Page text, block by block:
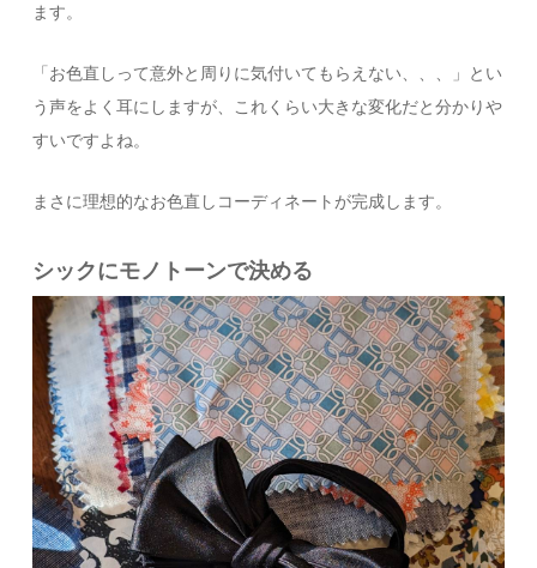
ます。
「お色直しって意外と周りに気付いてもらえない、、、」とい
う声をよく耳にしますが、これくらい大きな変化だと分かりや
すいですよね。
まさに理想的なお色直しコーディネートが完成します。
シックにモノトーンで決める